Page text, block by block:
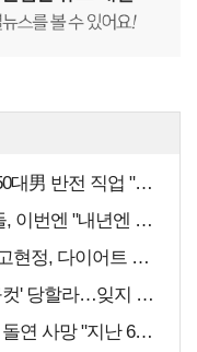
전 직업 "얼마 전…"
엔 "내년엔 더욱…"
, 다이어트 아니라
…잊지 말아야 할 것
망 "지난 6월에도…"